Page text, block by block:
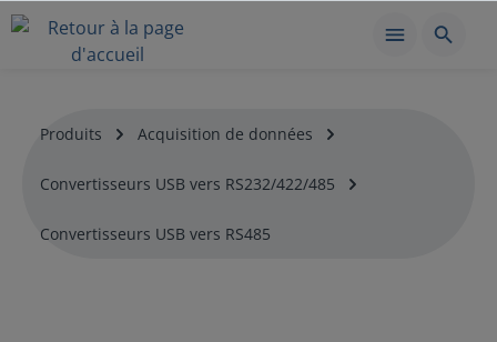
Produits Acquisition de données
Convertisseurs USB vers RS232/422/485
Convertisseurs USB vers RS485